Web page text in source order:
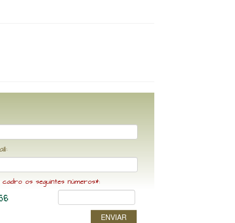
cadro os seguintes números*:
ENVIAR